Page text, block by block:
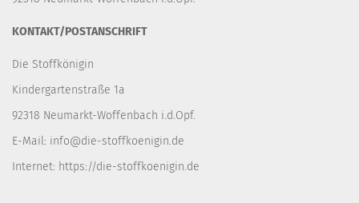
KONTAKT/POSTANSCHRIFT
Die Stoffkönigin
Kindergartenstraße 1a
92318 Neumarkt-Woffenbach i.d.Opf.
E-Mail: info@die-stoffkoenigin.de
Internet: https://die-stoffkoenigin.de